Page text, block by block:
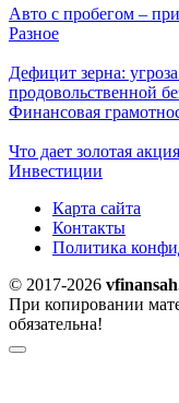
Авто с пробегом –
Разное
Дефицит зерна:
продовольственной
Финансовая
Что дает золотая
Инвестиции
Карта сайта
Контакты
Политика
© 2017-2026
При копировании
обязательна!